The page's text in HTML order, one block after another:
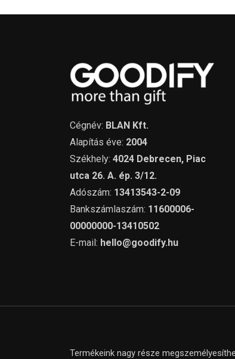
Cégnév: BLAN Kft.
Alapítás éve: 2004
Székhely: 4024 Debrecen, Piac
utca 26. A. ép. 3/12.
Adószám: 13413543-2-09
Bankszámlaszám: 11600006-
00000000-13410502
E-mail: hello@goodify.hu
Termékeink nagy része